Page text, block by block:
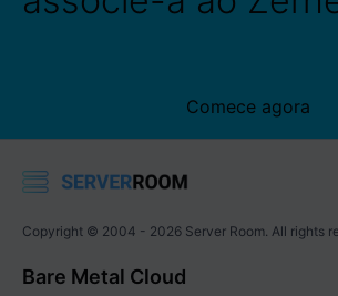
Comece agora
Copyright © 2004 - 2026 Server Room. All rights
Bare Metal Cloud